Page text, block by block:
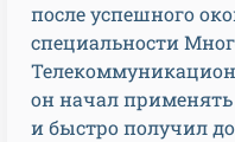
после успешного
специальности
он начал
и быстро получил